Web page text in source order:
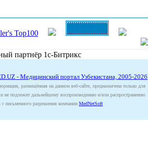
- Медицинский портал Узбекистана, 2005-2026
размещённая на данном веб-сайте, предназначена только для
не подлежит дальнейшему воспроизведению и/или распространению
письменного разрешения компании MedNetSoft